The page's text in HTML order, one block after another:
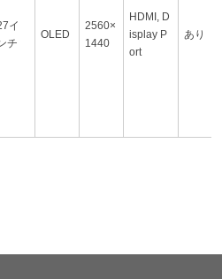
イ
チ
OLED
2560×
1440
HDMI, D
isplay P
ort
あり